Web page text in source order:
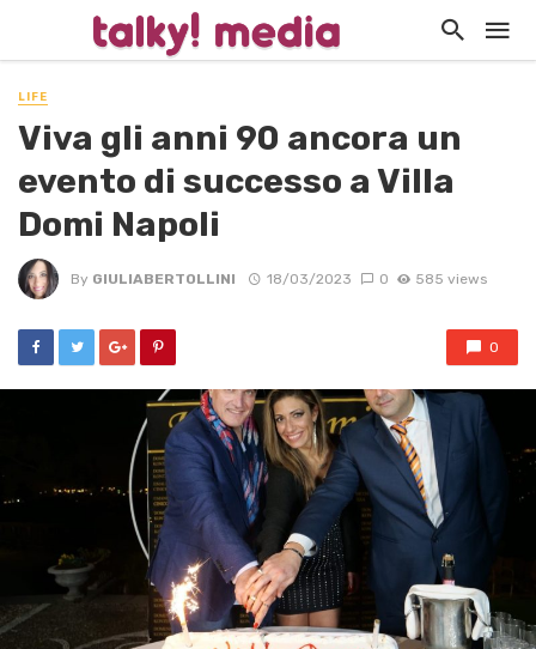
LIFE
Viva gli anni 90 ancora un
evento di successo a Villa
Domi Napoli
By GIULIABERTOLLINI 18/03/2023 0 585 views
0